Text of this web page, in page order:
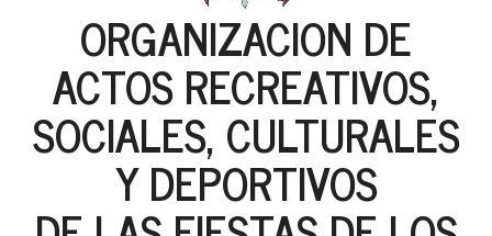
ORGANIZACION DE
ACTOS RECREATIVOS,
SOCIALES, CULTURALES
Y DEPORTIVOS